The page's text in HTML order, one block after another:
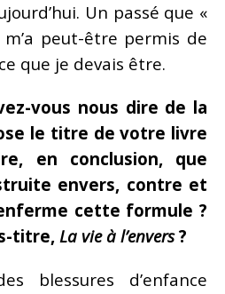
Un passé que «
m’a peut-être permis de
que je devais être.
vous nous dire de la
le titre de votre livre
en conclusion, que
envers, contre et
cette formule ?
titre, La vie à l’envers?
blessures d’enfance